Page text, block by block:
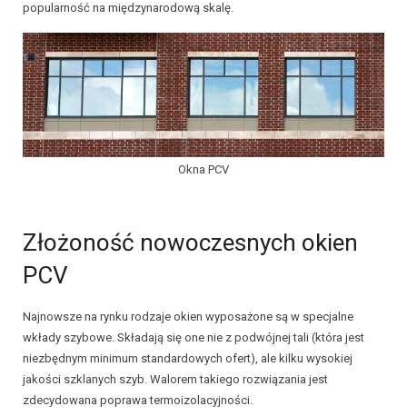
popularność na międzynarodową skalę.
Okna PCV
Złożoność nowoczesnych okien
PCV
Najnowsze na rynku rodzaje okien wyposażone są w specjalne
wkłady szybowe. Składają się one nie z podwójnej tali (która jest
niezbędnym minimum standardowych ofert), ale kilku wysokiej
jakości szklanych szyb. Walorem takiego rozwiązania jest
zdecydowana poprawa termoizolacyjności.